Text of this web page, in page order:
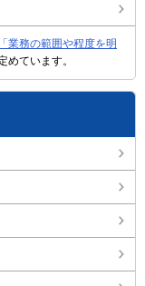
「業務の範囲や程度を明
めています。